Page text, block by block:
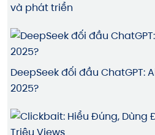
và phát triển
DeepSeek đối đầu ChatGPT:
2025?